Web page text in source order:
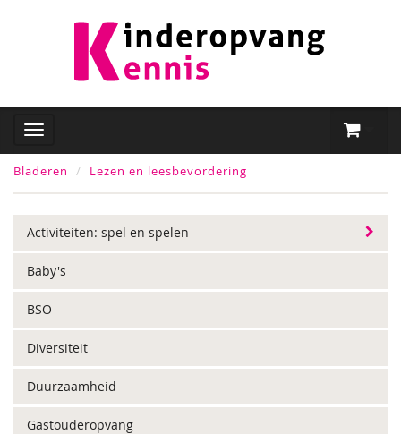
Bladeren Lezen en leesbevordering
Activiteiten: spel en spelen
Baby's
BSO
Diversiteit
Duurzaamheid
Gastouderopvang